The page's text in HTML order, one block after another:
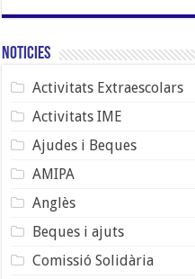
Noticies
Activitats Extraescolars
Activitats IME
Ajudes i Beques
AMIPA
Anglès
Beques i ajuts
Comissió Solidària